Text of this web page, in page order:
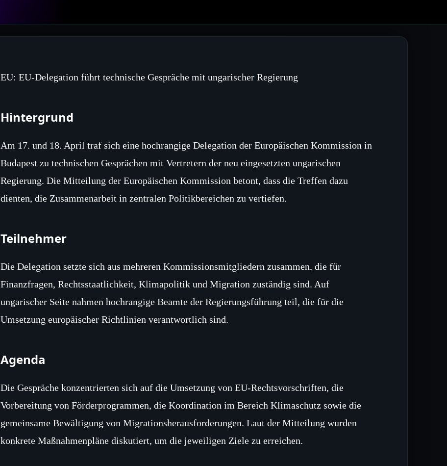
EU: EU-Delegation führt technische Gespräche mit ungarischer Regierung
Hintergrund
Am 17. und 18. April traf sich eine hochrangige Delegation der Europäischen Kommission in
Budapest zu technischen Gesprächen mit Vertretern der neu eingesetzten ungarischen
Regierung. Die Mitteilung der Europäischen Kommission betont, dass die Treffen dazu
dienten, die Zusammenarbeit in zentralen Politikbereichen zu vertiefen.
Teilnehmer
Die Delegation setzte sich aus mehreren Kommissionsmitgliedern zusammen, die für
Finanzfragen, Rechtsstaatlichkeit, Klimapolitik und Migration zuständig sind. Auf
ungarischer Seite nahmen hochrangige Beamte der Regierungsführung teil, die für die
Umsetzung europäischer Richtlinien verantwortlich sind.
Agenda
Die Gespräche konzentrierten sich auf die Umsetzung von EU-Rechtsvorschriften, die
Vorbereitung von Förderprogrammen, die Koordination im Bereich Klimaschutz sowie die
gemeinsame Bewältigung von Migrationsherausforderungen. Laut der Mitteilung wurden
konkrete Maßnahmenpläne diskutiert, um die jeweiligen Ziele zu erreichen.